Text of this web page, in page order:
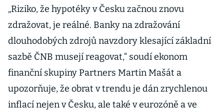
„Riziko, že hypotéky v Česku začnou znovu
zdražovat, je reálné. Banky na zdražování
dlouhodobých zdrojů navzdory klesající základní
sazbě ČNB musejí reagovat,“ soudí ekonom
finanční skupiny Partners Martin Mašát a
upozorňuje, že obrat v trendu je dán zrychlenou
inflací nejen v Česku, ale také v eurozóně a ve